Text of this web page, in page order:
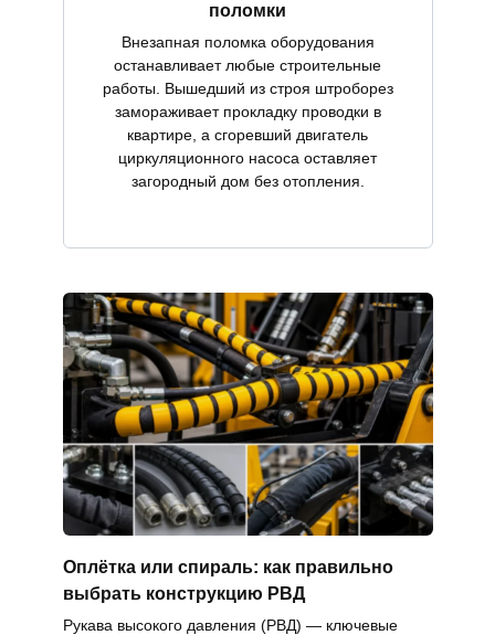
поломки
Внезапная поломка оборудования
останавливает любые строительные
работы. Вышедший из строя штроборез
замораживает прокладку проводки в
квартире, а сгоревший двигатель
циркуляционного насоса оставляет
загородный дом без отопления.
Оплётка или спираль: как правильно
выбрать конструкцию РВД
Рукава высокого давления (РВД) — ключевые